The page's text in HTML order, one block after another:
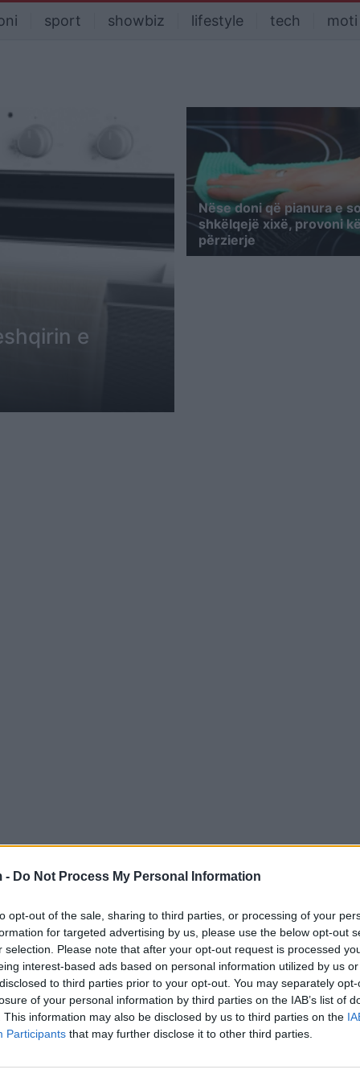
- Do Not Process My Personal Information
opt-out of the sale, sharing to third parties, or processing of your
for targeted advertising by us, please use the below opt-out
selection. Please note that after your opt-out request is processed
interest-based ads based on personal information utilized by us
to third parties prior to your opt-out. You may separately
of your personal information by third parties on the IAB’s list of
This information may also be disclosed by us to third parties on the
Participants that may further disclose it to other third parties.
sport showbiz lifestyle tech moti
e
Nëse doni që pianura e
shkëlqejë xixë, provoni
përzierje